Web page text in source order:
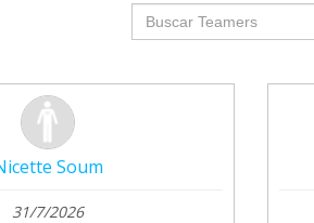
Soum
31/7/2026